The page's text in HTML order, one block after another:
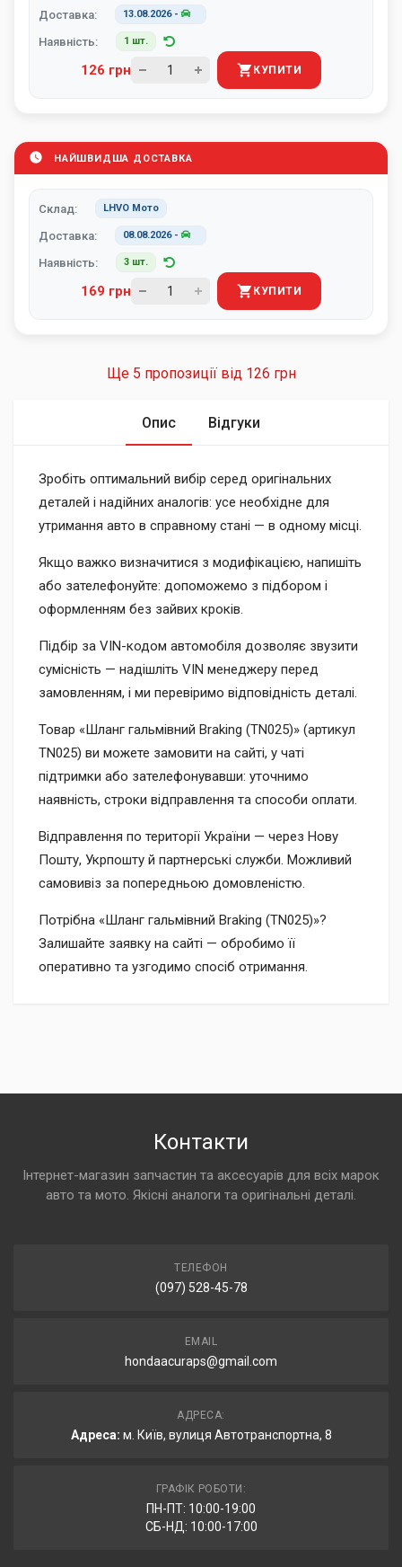
Доставка: 13.08.2026-
Наявність: 1 шт.
126 грн КУПИТИ
НАЙШВИДША ДОСТАВКА
Склад: LHVO Мото
Доставка: 08.08.2026-
Наявність: 3 шт.
169 грн КУПИТИ
Ще 5 пропозиції від 126 грн
Опис Відгуки
Зробіть оптимальний вибір серед оригінальних
деталей і надійних аналогів: усе необхідне для
утримання авто в справному стані — в одному місці.
Якщо важко визначитися з модифікацією, напишіть
або зателефонуйте: допоможемо з підбором і
оформленням без зайвих кроків.
Підбір за VIN-кодом автомобіля дозволяє звузити
сумісність — надішліть VIN менеджеру перед
замовленням, і ми перевіримо відповідність деталі.
Товар «Шланг гальмівний Braking (TN025)» (артикул
TN025) ви можете замовити на сайті, у чаті
підтримки або зателефонувавши: уточнимо
наявність, строки відправлення та способи оплати.
Відправлення по території України — через Нову
Пошту, Укрпошту й партнерські служби. Можливий
самовивіз за попередньою домовленістю.
Потрібна «Шланг гальмівний Braking (TN025)»?
Залишайте заявку на сайті — обробимо її
оперативно та узгодимо спосіб отримання.
Контакти
Інтернет-магазин запчастин та аксесуарів для всіх марок
авто та мото. Якісні аналоги та оригінальні деталі.
ТЕЛЕФОН
(097) 528-45-78
EMAIL
hondaacuraps@gmail.com
АДРЕСА:
Адреса: м. Київ, вулиця Автотранспортна, 8
ГРАФІК РОБОТИ:
ПН-ПТ: 10:00-19:00
СБ-НД: 10:00-17:00